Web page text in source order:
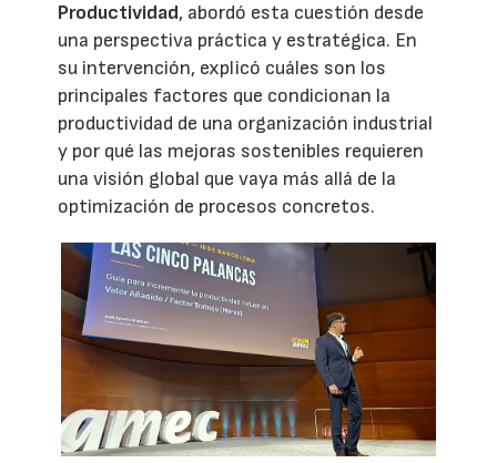
Productividad, abordó esta cuestión desde
una perspectiva práctica y estratégica. En
su intervención, explicó cuáles son los
principales factores que condicionan la
productividad de una organización industrial
y por qué las mejoras sostenibles requieren
una visión global que vaya más allá de la
optimización de procesos concretos.